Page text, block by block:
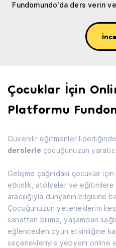
Fundomundo'da ders verin
Çocuklar İçin
Platformu
Güvenilir eğitmenler
derslerle çocuğunuzun
Gelişme çağındaki çocuklar
etkinlik, atölyeler ve eğitimlere
aracılığıyla dünyanın bilgisine
Çocuğunuzun yeteneklerini
sanattan bilime, yaşamdan
eğlenceden oyun etkinliğine
seçenekleriyle yepyeni online